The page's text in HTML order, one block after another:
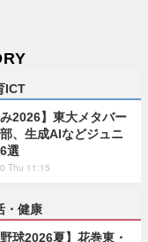
ICT
み2026】東大メタバー
、生成AIなどジュニ
選
Thu 11:15
・健康
野球2026夏】花巻東・